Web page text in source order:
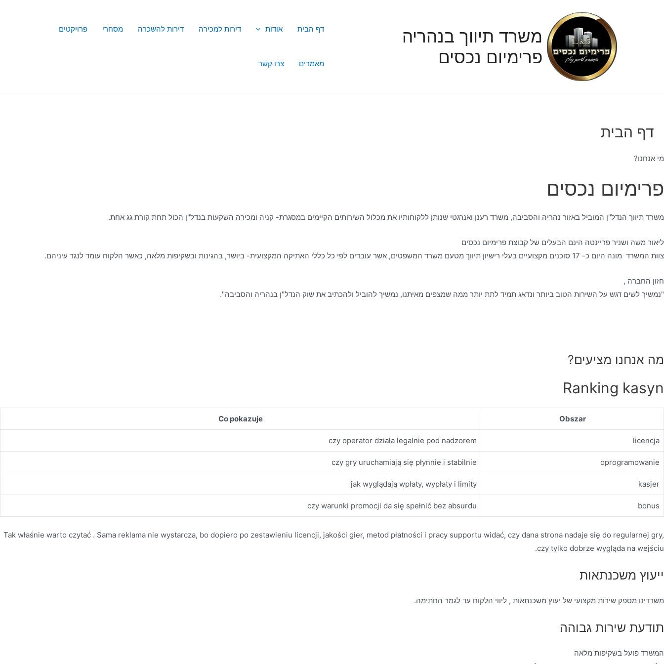
משרד תיווך בנהריה
פרימיום נכסים
דף הבית אודות דירות למכירה דירות להשכרה מסחרי פרויקטים
מאמרים צרו קשר
דף הבית
מי אנחנו?
פרימיום נכסים
משרד תיווך הנדל"ן המוביל באזור נהריה והסביבה, משרד רענן ואנרגטי שנותן ללקוחותיו את מכלול השירותים הקיימים במסגרת- קניה ומכירה השקעות בנדל"ן הכול תחת קורת גג אחת.
ליאור משה ושניר פריינטה הינם הבעלים של קבוצת פרימיום נכסים
צוות המשרד מונה היום כ- 17 סוכנים מקצועיים בעלי רישיון תיווך מטעם משרד המשפטים, אשר עובדים לפי כל כללי האתיקה המקצועית- ביושר, בהגינות ובשקיפות מלאה, כאשר הלקוח עומד לנגד עיניהם.
חזון החברה ,
"נמשיך לשים דגש על השירות הטוב ביותר ונדאג תמיד לתת יותר ממה שמצפים מאיתנו, נמשיך להוביל ולהכתיב את שוק הנדל"ן בנהריה והסביבה".
מה אנחנו מציעים?
Ranking kasyn
Obszar
Co pokazuje
licencja
czy operator działa legalnie pod nadzorem
oprogramowanie
czy gry uruchamiają się płynnie i stabilnie
kasjer
jak wyglądają wpłaty, wypłaty i limity
bonus
czy warunki promocji da się spełnić bez absurdu
Tak właśnie warto czytać . Sama reklama nie wystarcza, bo dopiero po zestawieniu licencji, jakości gier, metod płatności i pracy supportu widać, czy dana strona nadaje się do regularnej gry,
czy tylko dobrze wygląda na wejściu.
ייעוץ משכנתאות
משרדינו מספק שירות מקצועי של יעוץ משכנתאות , ליווי הלקוח עד לגמר החתימה.
תודעת שירות גבוהה
המשרד פועל בשקיפות מלאה